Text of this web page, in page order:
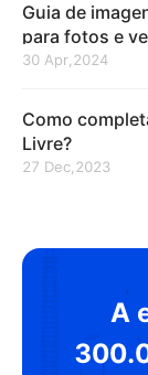
Guia de
para fotos e
30 Apr,2024
Como
Livre?
27 Dec,2023
A